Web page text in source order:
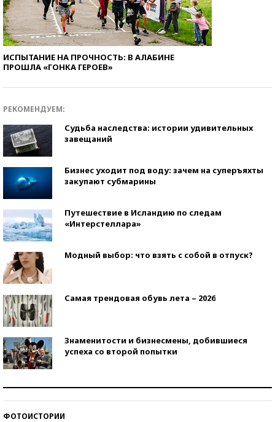
ИСПЫТАНИЕ НА ПРОЧНОСТЬ: В АЛАБИНЕ
ПРОШЛА «ГОНКА ГЕРОЕВ»
РЕКОМЕНДУЕМ:
Судьба наследства: истории удивительных
завещаний
Бизнес уходит под воду: зачем на суперъяхты
закупают субмарины
Путешествие в Исландию по следам
«Интерстеллара»
Модный выбор: что взять с собой в отпуск?
Самая трендовая обувь лета – 2026
Знаменитости и бизнесмены, добившиеся
успеха со второй попытки
ФОТОИСТОРИИ